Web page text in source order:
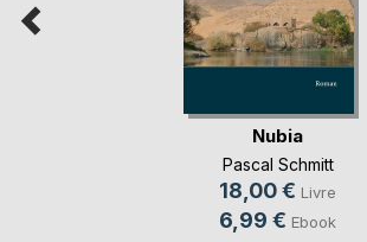
Nubia
Pascal Schmitt
18,00 € Livre
6,99 € Ebook